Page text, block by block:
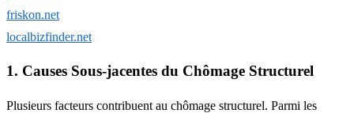
friskon.net
localbizfinder.net
1. Causes Sous-jacentes du Chômage Structurel
Plusieurs facteurs contribuent au chômage structurel. Parmi les